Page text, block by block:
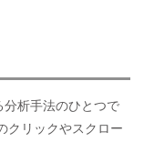
分析手法のひとつで
クリックやスクロー